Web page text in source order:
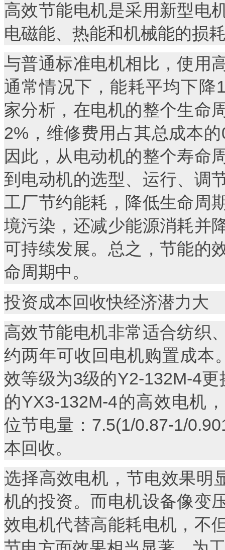
高效节能电机是采用新型电
电磁能、热能和机械能的损
与普通标准电机相比，使用
通常情况下，能耗平均下降
家分析，在电机的整个生命
2%，维修费用占其总成本
因此，从电动机的整个寿命
到电动机的选型、运行、调
工厂节约能耗，降低生命周
境污染，还减少能源消耗并
可持续发展。总之，节能的
命周期中。
投资成本回收快经济潜力大
高效节能电机非常适合纺织
约两年可收回电机购置成本
效等级为3级的Y2-132M-4
的YX3-132M-4的高效电机
位节电量：7.5(1/0.87-1/
本回收。
选择高效电机，节电效果明
机的投资。而电机设备像变
效电机代替高能耗电机，不